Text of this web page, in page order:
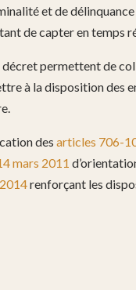
et de
de capter en temps
permettent de
à la disposition des
desarticles 706-
mars 2011
renforçant les